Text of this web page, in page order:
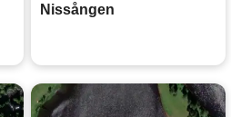
Nissången